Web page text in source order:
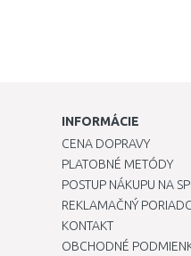
INFORMÁCIE
CENA DOPRAVY
PLATOBNÉ METÓDY
POSTUP NÁKUPU NA
REKLAMAČNÝ
KONTAKT
OBCHODNÉ